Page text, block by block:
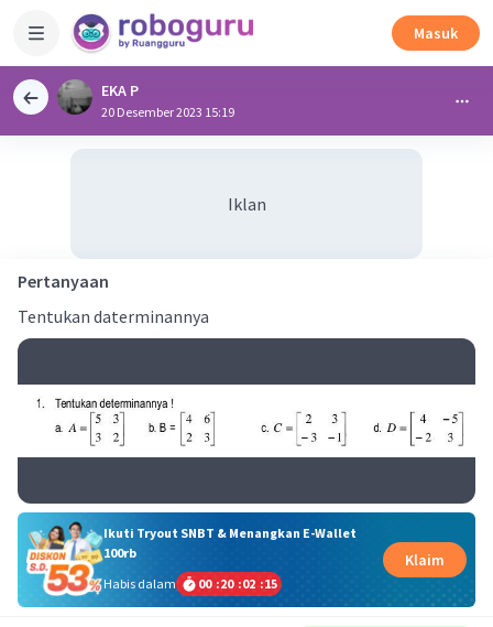
Masuk
EKA P
20 Desember 2023 15:19
Iklan
Pertanyaan
Tentukan daterminannya
Ikuti Tryout SNBT & Menangkan E-Wallet
100rb
Habis dalam
00 :20 :02 :15
Klaim